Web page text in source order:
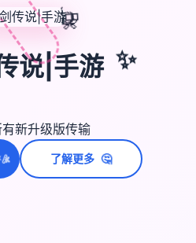
说|手游 ✨
新升级版传输
💫 了解更多 🤔
🎈
🎁